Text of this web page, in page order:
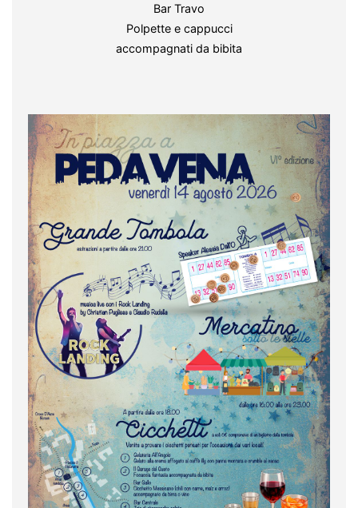
Bar Travo
Polpette e cappucci
accompagnati da bibita